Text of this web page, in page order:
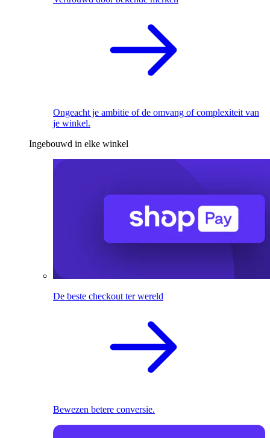
Ongeacht je ambitie of de omvang of complexiteit van
je winkel.
Ingebouwd in elke winkel
De beste checkout ter wereld
Bewezen betere conversie.